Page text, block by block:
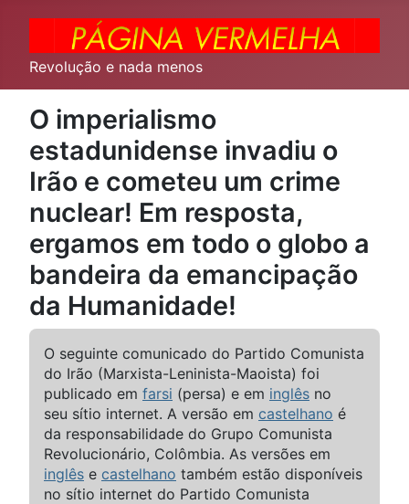
Revolução e nada menos
O imperialismo
estadunidense invadiu o
Irão e cometeu um crime
nuclear! Em resposta,
ergamos em todo o globo a
bandeira da emancipação
da Humanidade!
O seguinte comunicado do Partido Comunista
do Irão (Marxista-Leninista-Maoista) foi
publicado em farsi (persa) e em inglês no
seu sítio internet. A versão em castelhano é
da responsabilidade do Grupo Comunista
Revolucionário, Colômbia. As versões em
inglês e castelhano também estão disponíveis
no sítio internet do Partido Comunista